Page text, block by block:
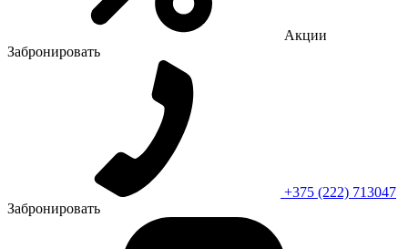
Акции
Забронировать
+375 (222) 713047
Забронировать